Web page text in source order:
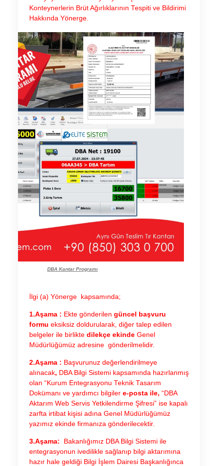
Konteynerlerin Brüt Ağırlıklarının Tespiti ve Bildirimi
Hakkında Yönerge.
DBA Kantar Programı
İlgi (a) Yönerge kapsamında;
1.Aşama : Ekte gönderilen güncel başvuru
formu eksiksiz doldurularak, diğer talep edilen
belgeler ile birlikte dilekçe ekinde Genel
Müdürlüğümüz adresine gönderilmelidir.
2.Aşama : Başvurunuz değerlendirilmeye
alınacak, DBA Bilgi Sistemi kapsamında hazırlanmış
olan “Kurum Entegrasyonu Teknik Tasarım
Dokümanı ve yardımcı bilgilere-posta ile, “DBA
Aktarım Web Servis Yetkilendirme Şifresi” ise kapalı
zarfta irtibat kişisi adına Genel Müdürlüğümüz
yazımız ekinde firmanıza gönderilecektir.
3.Aşama: Bakanlığımız DBA Bilgi Sistemi ile
entegrasyonun ivedilikle sağlanıp bilgi aktarımına
hazır hale geldiği Bilgi İşlem Dairesi Başkanlığınca